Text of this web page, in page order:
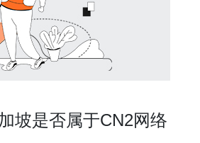
坡是否属于CN2网络